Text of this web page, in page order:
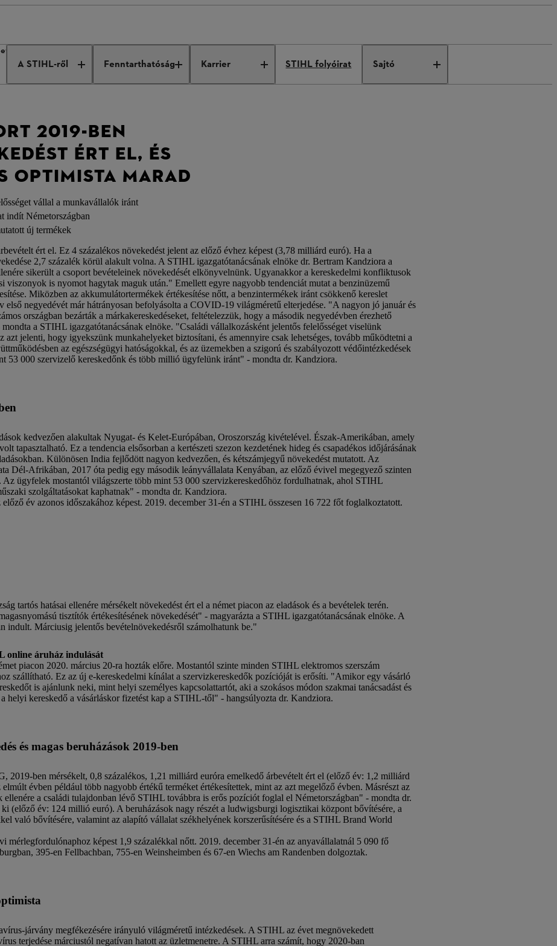
A STIHL-ről Fenntarthatóság Karrier STIHL folyóirat Sajtó
press conference
2019-BEN
ÉRT EL, ÉS
OPTIMISTA MARAD
vállal a munkavállalók iránt
indít Németországban
új termékek
ért el. Ez 4 százalékos növekedést jelent az előző évhez képest (3,78 milliárd euró). Ha a
2,7 százalék körül alakult volna. A STIHL igazgatótanácsának elnöke dr. Bertram Kandziora a
sikerült a csoport bevételeinek növekedését elkönyvelnünk. Ugyanakkor a kereskedelmi konfliktusok
viszonyok is nyomot hagytak maguk után." Emellett egyre nagyobb tendenciát mutat a benzinüzemű
Miközben az akkumulátortermékek értékesítése nőtt, a benzintermékek iránt csökkenő kereslet
első negyedévét már hátrányosan befolyásolta a COVID-19 világméretű elterjedése. "A nagyon jó január és
országban bezárták a márkakereskedéseket, feltételezzük, hogy a második negyedévben érezhető
a STIHL igazgatótanácsának elnöke. "Családi vállalkozásként jelentős felelősséget viselünk
jelenti, hogy igyekszünk munkahelyeket biztosítani, és amennyire csak lehetséges, tovább működtetni a
az egészségügyi hatóságokkal, és az üzemekben a szigorú és szabályozott védőintézkedések
53 000 szervizelő kereskedőnk és több millió ügyfelünk iránt" - mondta dr. Kandziora.
kedvezően alakultak Nyugat- és Kelet-Európában, Oroszország kivételével. Észak-Amerikában, amely
tapasztalható. Ez a tendencia elsősorban a kertészeti szezon kezdetének hideg és csapadékos időjárásának
Különösen India fejlődött nagyon kedvezően, és kétszámjegyű növekedést mutatott. Az
Dél-Afrikában, 2017 óta pedig egy második leányvállalata Kenyában, az előző évivel megegyező szinten
ügyfelek mostantól világszerte több mint 53 000 szervizkereskedőhöz fordulhatnak, ahol STIHL
szolgáltatásokat kaphatnak" - mondta dr. Kandziora.
év azonos időszakához képest. 2019. december 31-én a STIHL összesen 16 722 főt foglalkoztatott.
tartós hatásai ellenére mérsékelt növekedést ért el a német piacon az eladások és a bevételek terén.
tisztítók értékesítésének növekedését" - magyarázta a STIHL igazgatótanácsának elnöke. A
Márciusig jelentős bevételnövekedésről számolhatunk be."
online áruház indulását
piacon 2020. március 20-ra hozták előre. Mostantól szinte minden STIHL elektromos szerszám
szállítható. Ez az új e-kereskedelmi kínálat a szervizkereskedők pozícióját is erősíti. "Amikor egy vásárló
is ajánlunk neki, mint helyi személyes kapcsolattartót, aki a szokásos módon szakmai tanácsadást és
helyi kereskedő a vásárláskor fizetést kap a STIHL-től" - hangsúlyozta dr. Kandziora.
és magas beruházások 2019-ben
ben mérsékelt, 0,8 százalékos, 1,21 milliárd euróra emelkedő árbevételt ért el (előző év: 1,2 milliárd
évben például több nagyobb értékű terméket értékesítettek, mint az azt megelőző évben. Másrészt az
a családi tulajdonban lévő STIHL továbbra is erős pozíciót foglal el Németországban" - mondta dr.
(előző év: 124 millió euró). A beruházások nagy részét a ludwigsburgi logisztikai központ bővítésére, a
való bővítésére, valamint az alapító vállalat székhelyének korszerűsítésére és a STIHL Brand World
képest 1,9 százalékkal nőtt. 2019. december 31-én az anyavállalatnál 5 090 fő
395-en Fellbachban, 755-en Weinsheimben és 67-en Wiechs am Randenben dolgoztak.
járvány megfékezésére irányuló világméretű intézkedések. A STIHL az évet megnövekedett
terjedése márciustól negatívan hatott az üzletmenetre. A STIHL arra számít, hogy 2020-ban